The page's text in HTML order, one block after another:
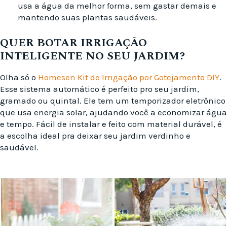
usa a água da melhor forma, sem gastar demais e
mantendo suas plantas saudáveis.
QUER BOTAR IRRIGAÇÃO
INTELIGENTE NO SEU JARDIM?
Olha só o Homesen Kit de Irrigação por Gotejamento DIY.
Esse sistema automático é perfeito pro seu jardim,
gramado ou quintal. Ele tem um temporizador eletrônico
que usa energia solar, ajudando você a economizar água
e tempo. Fácil de instalar e feito com material durável, é
a escolha ideal pra deixar seu jardim verdinho e
saudável.